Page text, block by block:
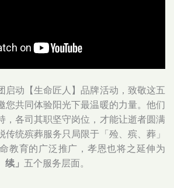
启动【生命匠人】品牌活动，致敬这五
您共同体验阳光下最温暖的力量。他们
，各司其职坚守岗位，才能让逝者圆满
统殡葬服务只局限于「殓、殡、葬」
教育的广泛推广，孝恩也将之延伸为
」 五个服务层面。